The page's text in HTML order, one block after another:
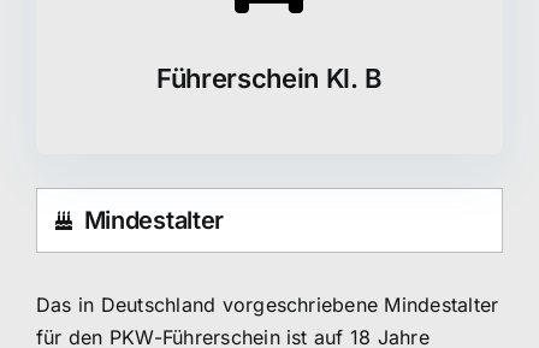
Führerschein Kl. B
Mindestalter
Das in Deutschland vorgeschriebene Mindestalter
für den PKW-Führerschein ist auf 18 Jahre